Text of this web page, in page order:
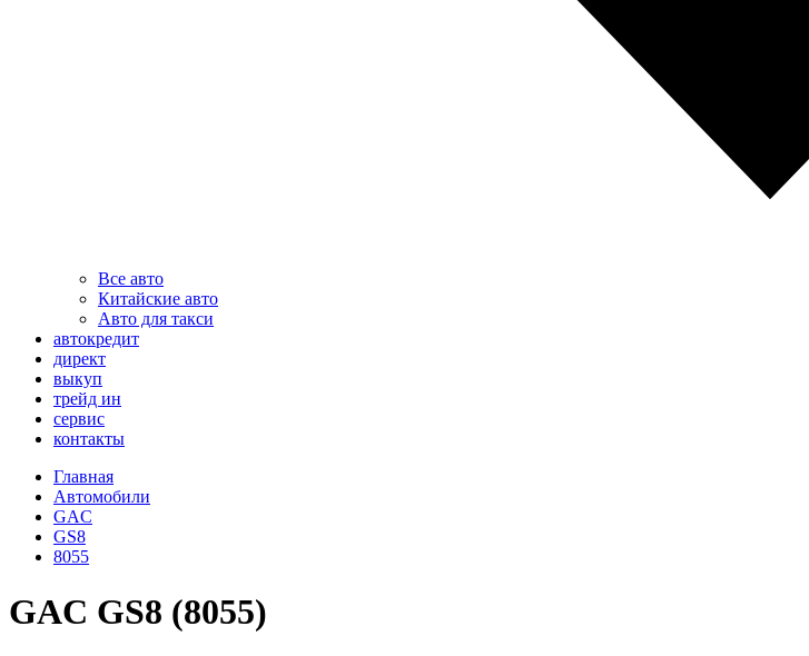
Все авто
Китайские авто
Авто для такси
автокредит
директ
выкуп
трейд ин
сервис
контакты
Главная
Автомобили
GAC
GS8
8055
GAC GS8 (8055)